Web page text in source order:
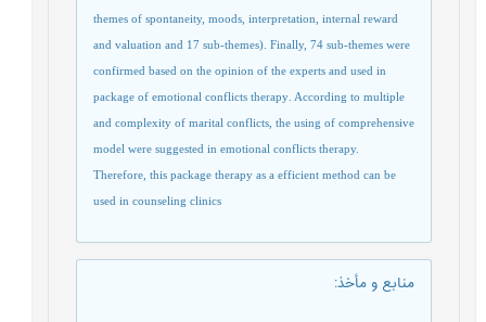
themes of spontaneity, moods, interpretation, internal reward
and valuation and 17 sub-themes). Finally, 74 sub-themes were
confirmed based on the opinion of the experts and used in
package of emotional conflicts therapy . According to multiple
and complexity ofmarital conflicts, the using of comprehensive
model were suggested in emotional conflicts therapy.
Therefore, this package therapy as a efficientmethodcan be
used in counseling clinics
منابع و مأخذ: